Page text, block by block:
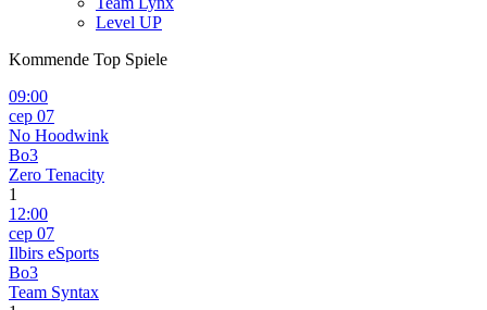
Level UP
Kommende Top Spiele
09:00
сер 07
No Hoodwink
Bo3
Zero Tenacity
1
12:00
сер 07
Ilbirs eSports
Bo3
Team Syntax